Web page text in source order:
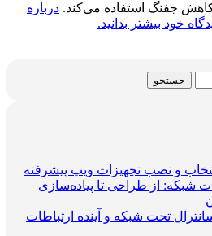
جفنگ استفاده می‌کند. درباره
خود بیشتر بدانید.
جستجو
شبکه: از طراحی تا پیاده‌سازی
تحت شبکه و آینده ارتباطات